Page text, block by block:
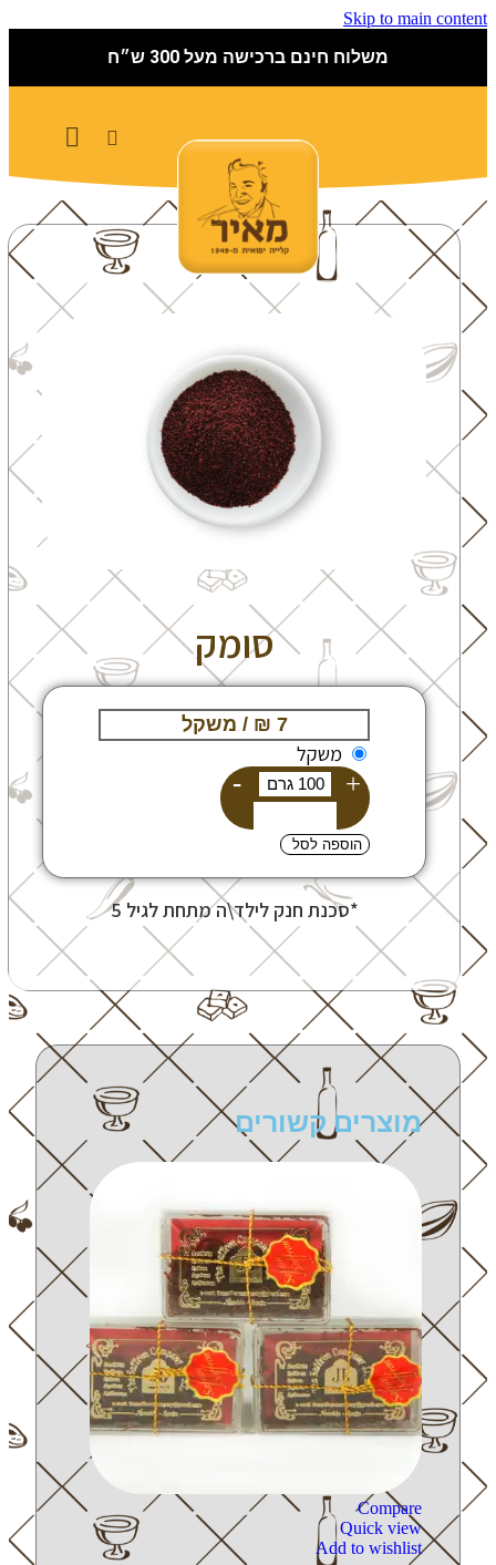
Skip to main content
משלוח חינם ברכישה מעל 300 ש״ח
סומק
משקל
+
-
הוספה לסל
*סכנת חנק לילד\ה מתחת לגיל 5
מוצרים קשורים
Compare
Quick view
Add to wishlist